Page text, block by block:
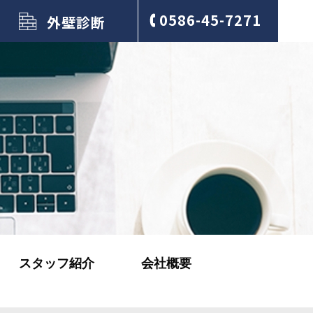
外壁診断 0586-45-7271
スタッフ紹介 会社概要